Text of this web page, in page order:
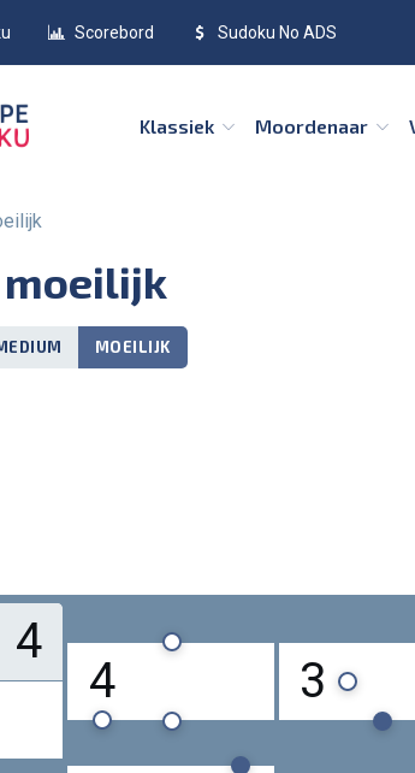
Scorebord Sudoku No ADS
Klassiek Moordenaar
moeilijk
MOEILIJK
4
4 3